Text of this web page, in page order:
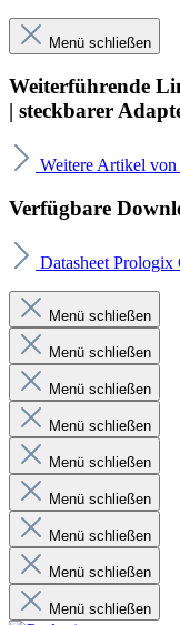
Menü schließen
Weiterführende
| steckbarer
Weitere Artikel
Verfügbare
Datasheet
Menü schließen
Menü schließen
Menü schließen
Menü schließen
Menü schließen
Menü schließen
Menü schließen
Menü schließen
Menü schließen